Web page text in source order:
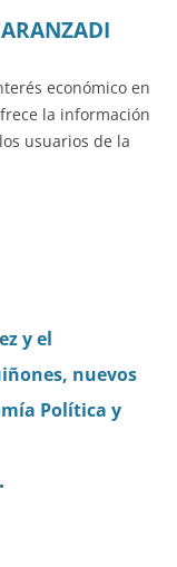
económico en
la información
usuarios de la
y el
nuevos
Política y